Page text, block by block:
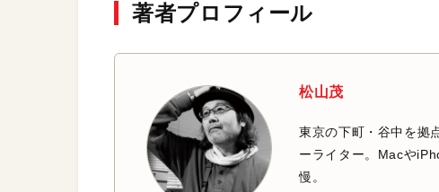
著者プロフィール
松山茂
東京の下町・谷中を拠
ーライター。Macや
慢。